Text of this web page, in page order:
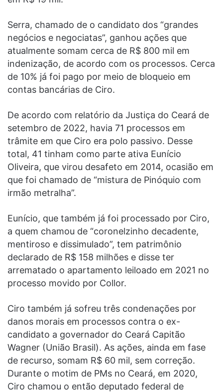
Serra, chamado de o candidato dos “grandes
negócios e negociatas”, ganhou ações que
atualmente somam cerca de R$ 800 mil em
indenização, de acordo com os processos. Cerca
de 10% já foi pago por meio de bloqueio em
contas bancárias de Ciro.
De acordo com relatório da Justiça do Ceará de
setembro de 2022, havia 71 processos em
trâmite em que Ciro era polo passivo. Desse
total, 41 tinham como parte ativa Eunício
Oliveira, que virou desafeto em 2014, ocasião em
que foi chamado de “mistura de Pinóquio com
irmão metralha”.
Eunício, que também já foi processado por Ciro,
a quem chamou de “coronelzinho decadente,
mentiroso e dissimulado”, tem patrimônio
declarado de R$ 158 milhões e disse ter
arrematado o apartamento leiloado em 2021 no
processo movido por Collor.
Ciro também já sofreu três condenações por
danos morais em processos contra o ex-
candidato a governador do Ceará Capitão
Wagner (União Brasil). As ações, ainda em fase
de recurso, somam R$ 60 mil, sem correção.
Durante o motim de PMs no Ceará, em 2020,
Ciro chamou o então deputado federal de